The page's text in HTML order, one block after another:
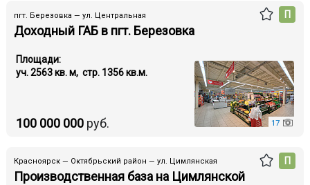
пгт. Березовка — ул. Центральная
Доходный ГАБ в пгт. Березовка
П
17
100 000 000руб.
Площади:
уч. 2563 кв. м, стр. 1356 кв.м.
Красноярск — Октябрьский район — ул. Цимлянская
Производственная база на Цимлянской
П